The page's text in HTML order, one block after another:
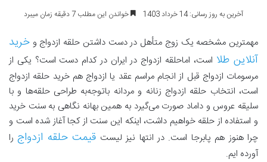
آخرین به روز رسانی: 14 خرداد 1403 خواندن این مطلب 7 دقیقه زمان میبرد
مهمترین مشخصه یک زوج متأهل در دست داشتن حلقه ازدواج و خرید
آنلاین طلا است، اماحلقه ازدواج در ایران در کدام دست است؟ یکی از
مرسومات ازدواج قبل از انجام مراسم عقد یا ازدواج هم خرید حلقه ازدواج
است، انتخاب حلقه ازدواج زنانه و مردانه باتوجه‌به طراحی حلقه‌ها و با
سلیقه عروس و داماد صورت می‌گیرد به همین بهانه نگاهی به سنت خرید
و استفاده از حلقه خواهیم داشت، اینکه این سنت از کجا آغاز شده است و
چرا هنوز هم پابرجا است. در انتها نیز لیست قیمت حلقه ازدواجرا
آورده ایم.